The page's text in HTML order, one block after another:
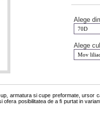
Alege
Alege
armatura si cupe preformate, ursor
ofera posibilitatea de a fi purtat in